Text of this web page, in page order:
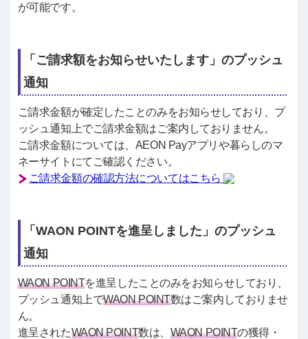
が可能です。
「ご請求額をお知らせいたします」のプッシュ
通知
ご請求金額が確定したことのみをお知らせしており、プ
ッシュ通知上でご請求金額はご案内しておりません。
ご請求金額については、AEON Payアプリや暮らしのマ
ネーサイトにてご確認ください。
ご請求金額の確認方法についてはこちら
「WAON POINTを進呈しました」のプッシュ
通知
WAON POINTを進呈したことのみをお知らせしており、
プッシュ通知上でWAON POINT数はご案内しておりませ
ん。
進呈されたWAON POINT数は、 WAON POINTの獲得・